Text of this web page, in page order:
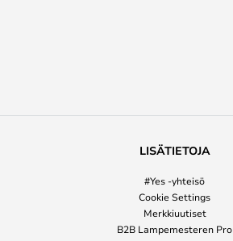
LISÄTIETOJA
#Yes -yhteisö
Cookie Settings
Merkkiuutiset
B2B Lampemesteren Pro